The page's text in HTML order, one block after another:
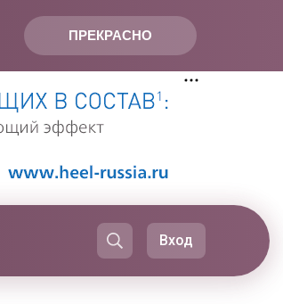
ПРЕКРАСНО
Вход